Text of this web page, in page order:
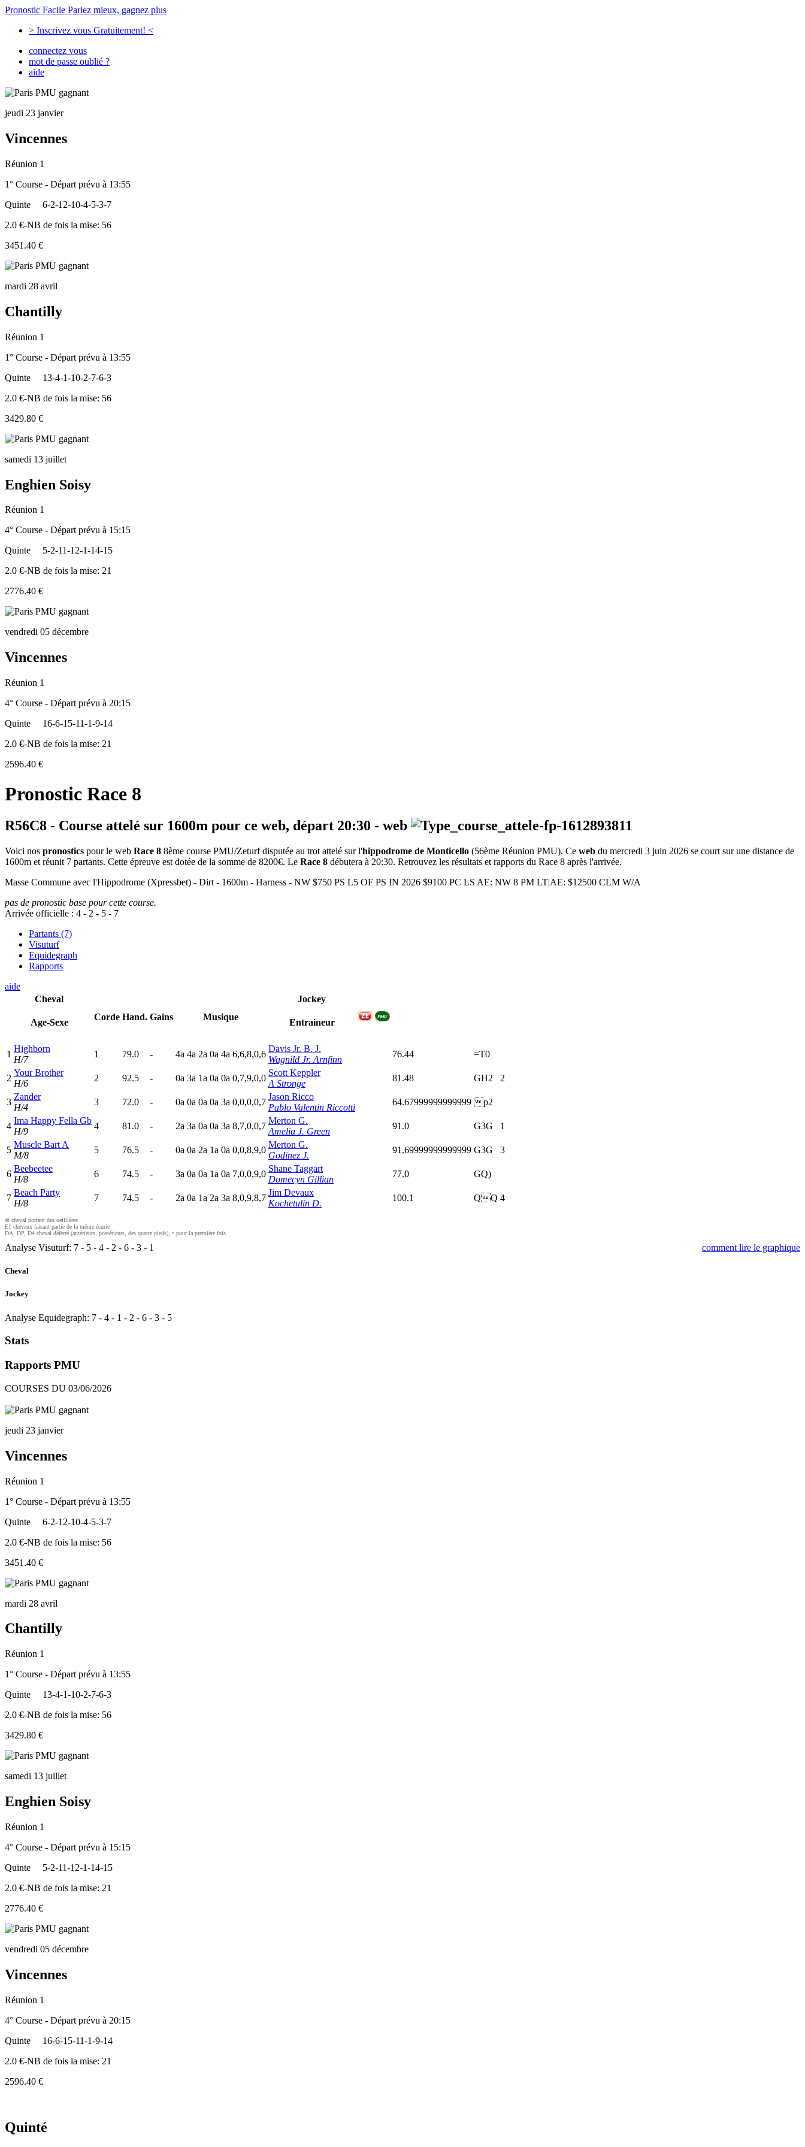
Pronostic Facile Pariez mieux, gagnez plus
> Inscrivez vous Gratuitement! <
connectez vous
mot de passe oublié ?
aide
jeudi 23 janvier
Vincennes
Réunion 1
1° Course - Départ prévu à 13:55
Quinte
6-2-12-10-4-5-3-7
2.0 €-NB de fois la mise: 56
3451.40 €
mardi 28 avril
Chantilly
Réunion 1
1° Course - Départ prévu à 13:55
Quinte
13-4-1-10-2-7-6-3
2.0 €-NB de fois la mise: 56
3429.80 €
samedi 13 juillet
Enghien Soisy
Réunion 1
4° Course - Départ prévu à 15:15
Quinte
5-2-11-12-1-14-15
2.0 €-NB de fois la mise: 21
2776.40 €
vendredi 05 décembre
Vincennes
Réunion 1
4° Course - Départ prévu à 20:15
Quinte
16-6-15-11-1-9-14
2.0 €-NB de fois la mise: 21
2596.40 €
Pronostic Race 8
R56C8 - Course attelé sur 1600m pour ce web, départ 20:30 - web
Voici nos pronostics pour le web Race 8 8ème course PMU/Zeturf disputée au trot attelé sur l'hippodrome de Monticello (56ème Réunion PMU). Ce web du mercredi 3 juin 2026 se court sur une distance de
1600m et réunit 7 partants. Cette épreuve est dotée de la somme de 8200€. Le Race 8 débutera à 20:30. Retrouvez les résultats et rapports du Race 8 après l'arrivée.
Masse Commune avec l'Hippodrome (Xpressbet) - Dirt - 1600m - Harness - NW $750 PS L5 OF PS IN 2026 $9100 PC LS AE: NW 8 PM LT|AE: $12500 CLM W/A
pas de pronostic base pour cette course.
Arrivée officielle : 4 - 2 - 5 - 7
Partants (7)
Visuturf
Equidegraph
Rapports
aide
Cheval
Age-Sexe
Corde Hand. Gains Musique
Jockey
Entraineur
1
Highborn
H/7
1 79.0 - 4a 4a 2a 0a 4a 6,6,8,0,6
Davis Jr. B. J.
Wagnild Jr. Arnfinn
76.44 =T0
2
Your Brother
H/6
2 92.5 - 0a 3a 1a 0a 0a 0,7,9,0,0
Scott Keppler
A Stronge
81.48 GH2 2
3
Zander
H/4
3 72.0 - 0a 0a 0a 0a 3a 0,0,0,0,7
Jason Ricco
Pablo Valentin Riccotti
64.67999999999999 p2
4
Ima Happy Fella Gb
H/9
4 81.0 - 2a 3a 0a 0a 3a 8,7,0,0,7
Merton G.
Amelia J. Green
91.0 G3G 1
5
Muscle Bart A
M/8
5 76.5 - 0a 0a 2a 1a 0a 0,0,8,9,0
Merton G.
Godinez J.
91.69999999999999 G3G 3
6
Beebeetee
H/8
6 74.5 - 3a 0a 0a 1a 0a 7,0,0,9,0
Shane Taggart
Domecyn Gillian
77.0 GQ)
7
Beach Party
H/8
7 74.5 - 2a 0a 1a 2a 3a 8,0,9,8,7
Jim Devaux
Kochetulin D.
100.1 QQ 4
⊗ cheval portant des oeilllères
E1 chevaux faisant partie de la même écurie
DA, DP, D4 cheval déferré (antérieurs, postérieurs, des quatre pieds), • pour la première fois.
Analyse Visuturf: 7 - 5 - 4 - 2 - 6 - 3 - 1 comment lire le graphique
Cheval
Jockey
Analyse Equidegraph: 7 - 4 - 1 - 2 - 6 - 3 - 5
Stats
Rapports PMU
COURSES DU 03/06/2026
jeudi 23 janvier
Vincennes
Réunion 1
1° Course - Départ prévu à 13:55
Quinte
6-2-12-10-4-5-3-7
2.0 €-NB de fois la mise: 56
3451.40 €
mardi 28 avril
Chantilly
Réunion 1
1° Course - Départ prévu à 13:55
Quinte
13-4-1-10-2-7-6-3
2.0 €-NB de fois la mise: 56
3429.80 €
samedi 13 juillet
Enghien Soisy
Réunion 1
4° Course - Départ prévu à 15:15
Quinte
5-2-11-12-1-14-15
2.0 €-NB de fois la mise: 21
2776.40 €
vendredi 05 décembre
Vincennes
Réunion 1
4° Course - Départ prévu à 20:15
Quinte
16-6-15-11-1-9-14
2.0 €-NB de fois la mise: 21
2596.40 €
Quinté